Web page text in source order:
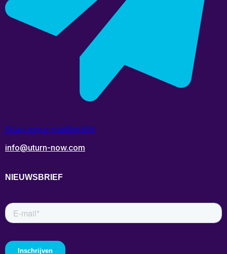
Stuur een e-mailbericht
info@uturn-now.com
NIEUWSBRIEF